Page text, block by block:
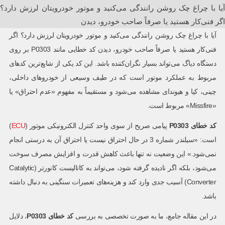
آیا با چراغ چک روشن رانندگی می‌کنید و موتور خودرویتان لرزش دارد؟
اگر فنی‌کار هستید یا صرفاً صاحب خودرو، دیدن
آیا با چراغ چک روشن رانندگی می‌کنید و موتور خودرویتان لرزش دارد؟ اگر
فنی‌کار هستید یا صرفاً صاحب خودرو، دیدن کد خطایی مانند P0303 بر روی
دستگاه دیاگ می‌تواند بسیار نگران‌کننده باشد. این کد یکی از شایع‌ترین کدهای
مربوط به عملکرد موتور است که در طیف وسیعی از خودروهای داخلی،
چینی، کیا و هیوندای مشاهده می‌شود و مستقیماً به مفهوم «عدم احتراق» یا
«Missfire» مربوط است.
کد خطای P0303 پیامی صریح از سوی واحد کنترل الکترونیکی موتور (ECU
)
است: «سیلندر شماره 3 در حال احتراق نیست یا احتراق آن به درستی انجام
نمی‌شود.» این وضعیت نه تنها باعث کاهش قدرت و افزایش مصرف سوخت
می‌شود، بلکه اگر نادیده گرفته شود، می‌تواند به کاتالیست کانورتر (Catalytic
Converter) آسیب جدی وارد کند و هزینه‌های تعمیرات سنگینی به دنبال داشته
باشد.
در این مقاله جامع، ما به صورت تخصصی به بررسیکد خطای P0303 ، دلایل